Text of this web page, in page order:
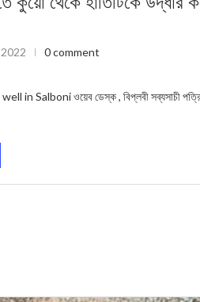
0 comment
ওয়েব ডেস্ক , বিপ্লবী সব্যসাচী